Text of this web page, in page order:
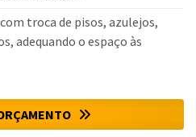
troca de pisos, azulejos,
adequando o espaço às